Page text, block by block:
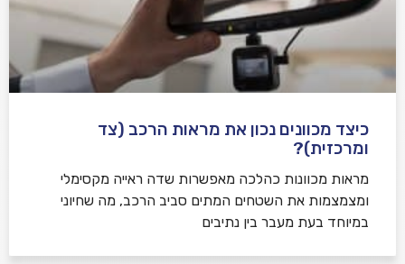
כיצד מכוונים נכון את מראות הרכב (צד
ומרכזית)?
מראות מכוונות כהלכה מאפשרות שדה ראייה מקסימלי
ומצמצמות את השטחים המתים סביב הרכב, מה שחיוני
במיוחד בעת מעבר בין נתיבים